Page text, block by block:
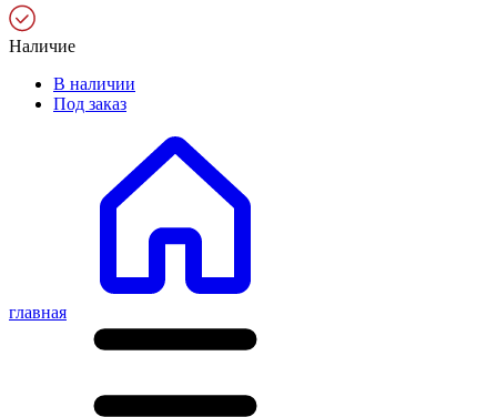
Наличие
В наличии
Под заказ
главная